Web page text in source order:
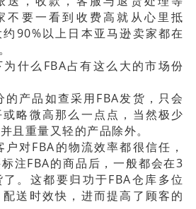
不要一看到收费高就从心里抵
90%以上日本亚马逊卖家都在
什么FBA占有这么大的市场份
的产品如查采用FBA发货，只会
略微高那么一点点，当然极少
且重量又轻的产品除外。
对FBA的物流效率都很信任，
注FBA的商品后，一般都会在3
。这都要归功于FBA仓库多位
送时效快，进而提高了顾客的